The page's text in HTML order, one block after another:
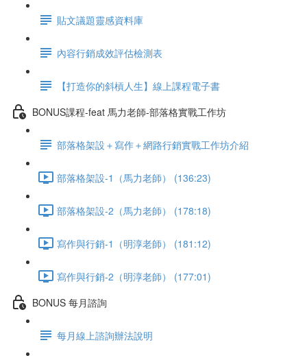
貼文議題靈感資料庫
內容行銷成效評估檢測表
【打造你的斜槓人生】線上課程電子書
BONUS課程-feat 馬力老師-部落格實戰工作坊
部落格架設＋寫作＋網路行銷實戰工作坊介紹
部落格架設-1（馬力老師） (136:23)
部落格架設-2（馬力老師） (178:18)
寫作與行銷-1（明淳老師） (181:12)
寫作與行銷-2（明淳老師） (177:01)
BONUS 每月諮詢
每月線上諮詢辦法說明